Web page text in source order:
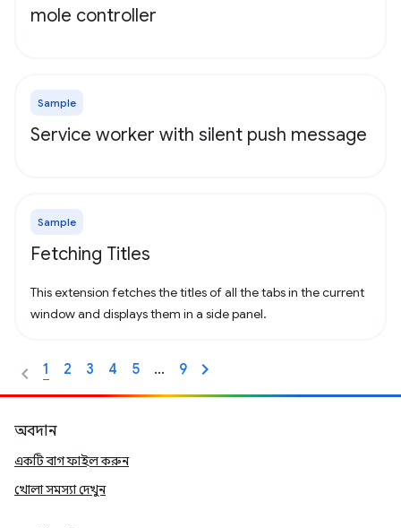
mole controller
Sample
Service worker with silent push message
Sample
Fetching Titles
This extension fetches the titles of all the tabs in the current
window and displays them in a side panel.
1 2 3 4 5 … 9
অবদান
একটি বাগ ফাইল করুন
খোলা সমস্যা দেখুন